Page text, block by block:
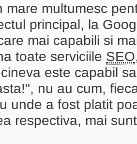
mare multumesc
principal, la
mai capabili si
toate serviciile SEO
este capabil
nu au cum,
unde a fost platit
respectiva, mai